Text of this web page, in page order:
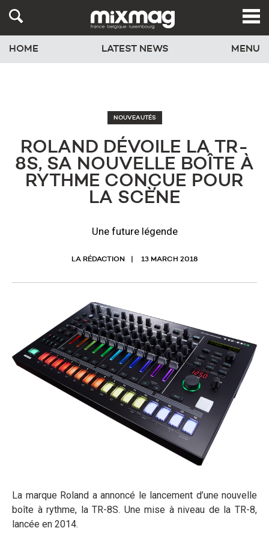
HOME LATEST NEWS MENU
NOUVEAUTÉS
ROLAND DÉVOILE LA TR-
8S, SA NOUVELLE BOÎTE À
RYTHME CONÇUE POUR
LA SCÈNE
Une future légende
LA RÉDACTION 13 MARCH 2018
La marque Roland a annoncé le lancement d’une nouvelle
boîte à rythme, la TR-8S. Une mise à niveau de la TR-8,
lancée en 2014.